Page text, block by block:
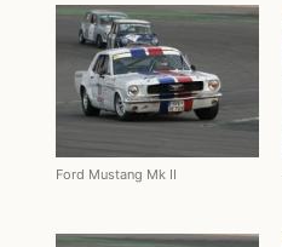
Ford Mustang Mk II